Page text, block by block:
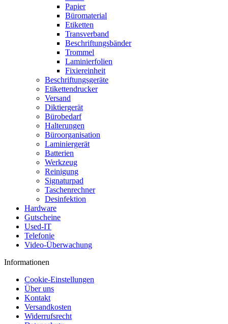
Papier
Büromaterial
Etiketten
Transverband
Beschriftungsbänder
Trommel
Laminierfolien
Fixiereinheit
Beschriftungsgeräte
Etikettendrucker
Versand
Diktiergerät
Bürobedarf
Halterungen
Büroorganisation
Laminiergerät
Batterien
Werkzeug
Reinigung
Signaturpad
Taschenrechner
Desinfektion
Hardware
Gutscheine
Used-IT
Telefonie
Video-Überwachung
Informationen
Cookie-Einstellungen
Über uns
Kontakt
Versandkosten
Widerrufsrecht